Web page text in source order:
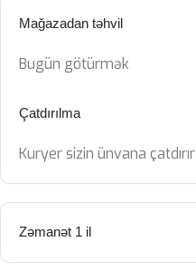
Mağazadan təhvil
Bugün götürmək
Çatdırılma
Kuryer sizin ünvana çatdırır
Zəmanət 1 il